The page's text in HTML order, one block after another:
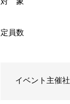
定員数
イベント主催社